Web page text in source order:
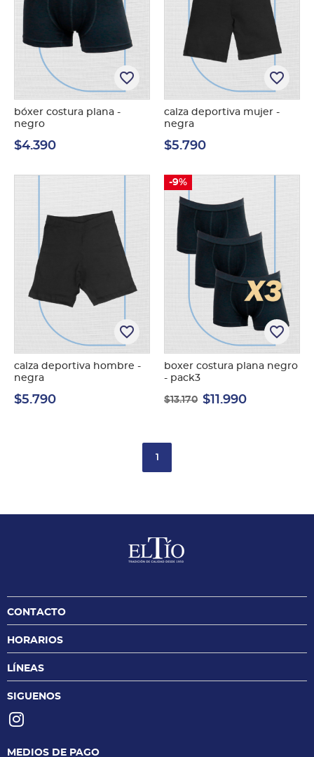
favorite_border
bóxer costura plana -
negro
$4.390
favorite_border
calza deportiva mujer -
negra
$5.790
favorite_border
calza deportiva hombre -
negra
$5.790
favorite_border
-9%
boxer costura plana negro
- pack3
$13.170 $11.990
CONTACTO
HORARIOS
LÍNEAS
SIGUENOS
MEDIOS DE PAGO